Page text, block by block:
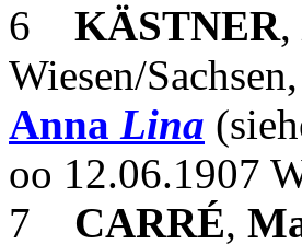
6 KÄSTNER,
Wiesen/
Anna Lina
oo 12.06.1907
7 CARRÉ,